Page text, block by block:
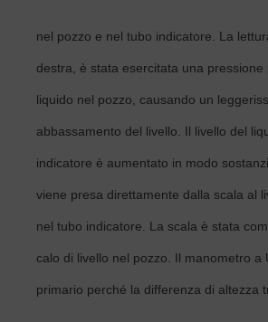
nel pozzo e nel tubo indicatore. La
destra, è stata esercitata una pressione
liquido nel pozzo, causando un
abbassamento del livello. Il livello del
indicatore è aumentato in modo
viene presa direttamente dalla scala al
nel tubo indicatore. La scala è stata
calo di livello nel pozzo. Il manometro a
primario perché la differenza di altezza